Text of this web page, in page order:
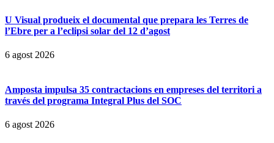
U Visual produeix el documental que prepara les Terres de
l’Ebre per a l’eclipsi solar del 12 d’agost
6 agost 2026
Amposta impulsa 35 contractacions en empreses del territori a
través del programa Integral Plus del SOC
6 agost 2026